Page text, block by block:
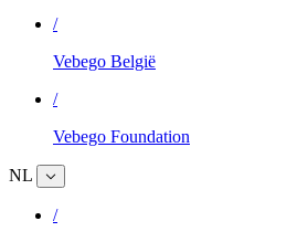
/
Vebego België
/
Vebego Foundation
NL
/